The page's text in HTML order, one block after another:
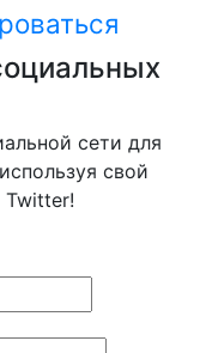
сети для
свой
Twitter!